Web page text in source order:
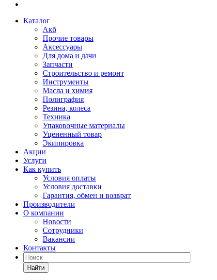
Каталог
Акб
Прочие товары
Аксессуары
Для дома и дачи
Запчасти
Строительство и ремонт
Инструменты
Масла и химия
Полиграфия
Резина, колеса
Техника
Упаковочные материалы
Уцененный товар
Экипировка
Акции
Услуги
Как купить
Условия оплаты
Условия доставки
Гарантия, обмен и возврат
Производители
О компании
Новости
Сотрудники
Вакансии
Контакты
Найти